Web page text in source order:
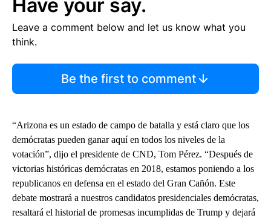
Have your say.
Leave a comment below and let us know what you
think.
Be the first to comment
“Arizona es un estado de campo de batalla y está claro que los
demócratas pueden ganar aquí en todos los niveles de la
votación”, dijo el presidente de CND, Tom Pérez. “Después de
victorias históricas demócratas en 2018, estamos poniendo a los
republicanos en defensa en el estado del Gran Cañón. Este
debate mostrará a nuestros candidatos presidenciales demócratas,
resaltará el historial de promesas incumplidas de Trump y dejará